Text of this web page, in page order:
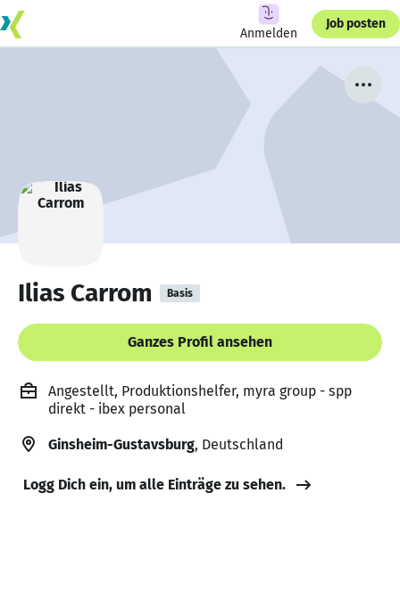
Anmelden
Job posten
Ilias Carrom Basis
Ganzes Profil ansehen
Angestellt, Produktionshelfer, myra group - spp
direkt - ibex personal
Ginsheim-Gustavsburg, Deutschland
Logg Dich ein, um alle Einträge zu sehen.